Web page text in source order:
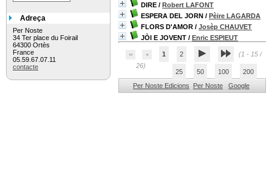
DIRE / Robert LAFONT
ESPERA DEL JORN / Pèire LAGARDA
FLORS D'AMOR / Josèp CHAUVET
JÒI E JOVENT / Enric ESPIEUT
1 2
(1 - 15 /
26)
25
50 100
200
Per Noste Edicions Per Noste Google
Adreça
Per Noste
34 Ter place du Foirail
64300 Ortès
France
05.59.67.07.11
contacte